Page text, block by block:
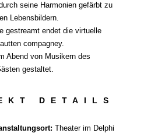
seine Harmonien gefärbt zu
Lebensbildern.
gestreamt endet die virtuelle
compagney.
Abend von Musikern des
gestaltet.
DETAILS
Theater im Delphi